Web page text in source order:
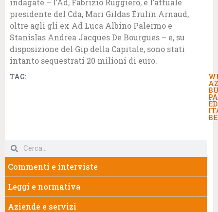
indagate – l’Ad, Fabrizio Ruggiero, e l’attuale
presidente del Cda, Mari Gildas Erulin Arnaud,
oltre agli gli ex Ad Luca Albino Palermo e
Stanislas Andrea Jacques De Bourgues – e, su
disposizione del Gip della Capitale, sono stati
intanto sequestrati 20 milioni di euro.
TAG:
Commenti e interviste
Leggi e normativa
Aziende e servizi